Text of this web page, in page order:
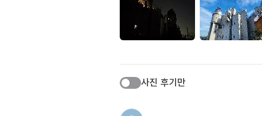
사진 후기만